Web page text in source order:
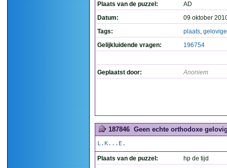
Plaats van de puzzel:
AD
Datum:
09 oktober
Tags:
plaats,
Gelijkluidende vragen:
196754
Geplaatst door: Anoniem
187846 Geen echte orthodoxe
L.K...E.
Plaats van de puzzel:
hp de tijd